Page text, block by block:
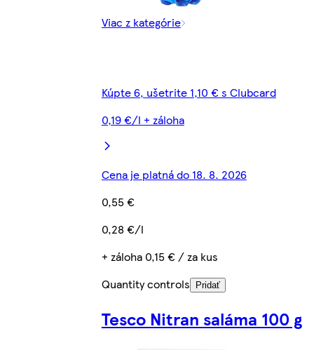
Viac z kategórie
Kúpte 6, ušetrite 1,10 € s Clubcard
0,19 €/l + záloha
Cena je platná do 18. 8. 2026
0,55 €
0,28 €/l
+ záloha 0,15 € / za kus
Quantity controls
Pridať
Tesco Nitran saláma 100 g